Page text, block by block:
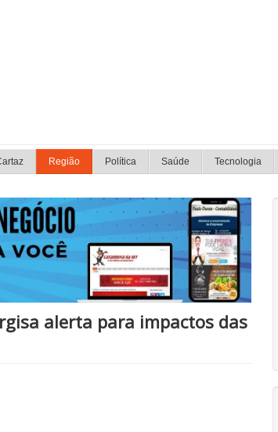
Região Política Saúde Tecnologia
alerta para impactos das